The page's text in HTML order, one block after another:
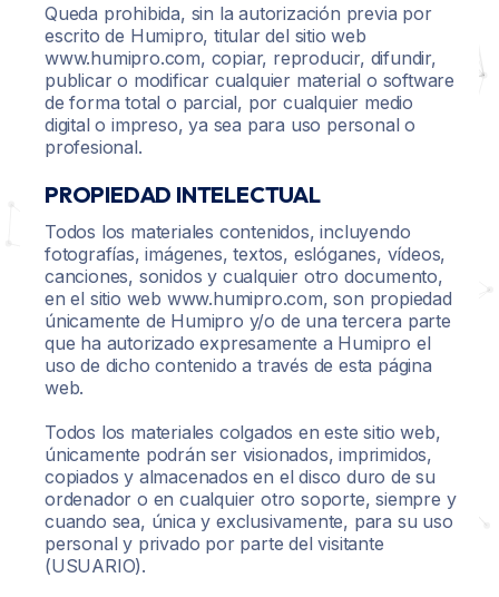
Unidad Ventilación Humipro 2.002
¿Quieres ser Distribuidor?
Quitar, Eliminar y Reparar Humedades
Electroósmosis Inalámbrica
Unidad Ventilación Inteligente 2.001
Unidad Ventilación Inteligente 2.002
CONTACTO
Queda prohibida, sin la autorización previa por
escrito de Humipro, titular del sitio web
www.humipro.com, copiar, reproducir, difundir,
publicar o modificar cualquier material o software
de forma total o parcial, por cualquier medio
digital o impreso, ya sea para uso personal o
profesional.
PROPIEDAD INTELECTUAL
Todos los materiales contenidos, incluyendo
fotografías, imágenes, textos, eslóganes, vídeos,
canciones, sonidos y cualquier otro documento,
en el sitio web www.humipro.com, son propiedad
únicamente de Humipro y/o de una tercera parte
que ha autorizado expresamente a Humipro el
uso de dicho contenido a través de esta página
web.
Todos los materiales colgados en este sitio web,
únicamente podrán ser visionados, imprimidos,
copiados y almacenados en el disco duro de su
ordenador o en cualquier otro soporte, siempre y
cuando sea, única y exclusivamente, para su uso
personal y privado por parte del visitante
(USUARIO).